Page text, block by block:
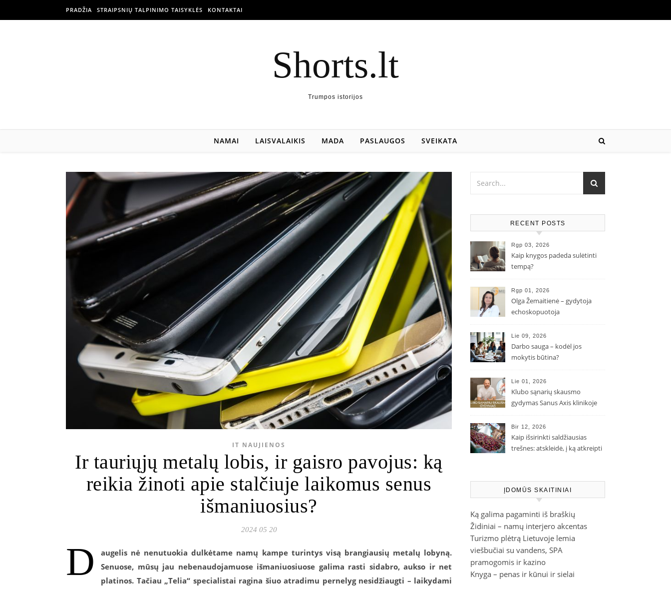
PRADŽIA STRAIPSNIŲ TALPINIMO TAISYKLĖS KONTAKTAI
Shorts.lt
Trumpos istorijos
NAMAI LAISVALAIKIS MADA PASLAUGOS SVEIKATA
IT NAUJIENOS
Ir tauriųjų metalų lobis, ir gaisro pavojus: ką
reikia žinoti apie stalčiuje laikomus senus
išmaniuosius?
2024 05 20
D
augelis nė nenutuokia dulkėtame namų kampe turintys visą brangiausių metalų lobyną.
Senuose, mūsų jau nebenaudojamuose išmaniuosiuose galima rasti sidabro, aukso ir net
platinos. Tačiau „Telia“ specialistai ragina šiuo atradimu pernelyg nesidžiaugti – laikydami
RECENT POSTS
Rgp 03, 2026
Kaip knygos padeda sulėtinti
tempą?
Rgp 01, 2026
Olga Žemaitienė – gydytoja
echoskopuotoja
Lie 09, 2026
Darbo sauga – kodėl jos
mokytis būtina?
Lie 01, 2026
Klubo sąnarių skausmo
gydymas Sanus Axis klinikoje
Bir 12, 2026
Kaip išsirinkti saldžiausias
trešnes: atskleidė, į ką atkreipti
ĮDOMŪS SKAITINIAI
Ką galima pagaminti iš braškių
Židiniai – namų interjero akcentas
Turizmo plėtrą Lietuvoje lemia
viešbučiai su vandens, SPA
pramogomis ir kazino
Knyga – penas ir kūnui ir sielai